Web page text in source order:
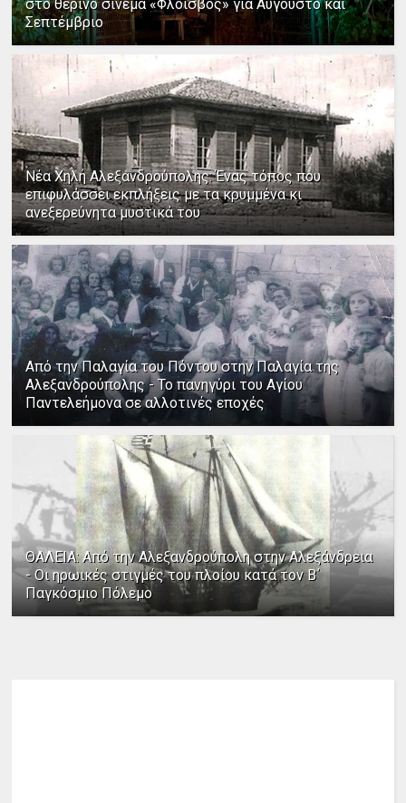
στο θερινό σινεμά «Φλοίσβος» για Αύγουστο και
Σεπτέμβριο
Νέα Χηλή Αλεξανδρούπολης: Ένας τόπος που
επιφυλάσσει εκπλήξεις με τα κρυμμένα κι
ανεξερεύνητα μυστικά του
Από την Παλαγία του Πόντου στην Παλαγία της
Αλεξανδρούπολης - Το πανηγύρι του Αγίου
Παντελεήμονα σε αλλοτινές εποχές
ΘΑΛΕΙΑ: Από την Αλεξανδρούπολη στην Αλεξάνδρεια
- Οι ηρωικές στιγμές του πλοίου κατά τον Β΄
Παγκόσμιο Πόλεμο